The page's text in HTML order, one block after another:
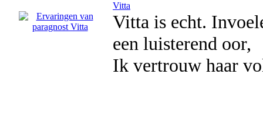
Vitta
Vitta is echt.
een luisterend oor,
Ik vertrouw haar